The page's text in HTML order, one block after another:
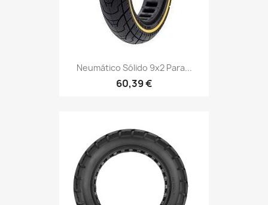
Neumático Sólido 9x2 Para...
60,39 €